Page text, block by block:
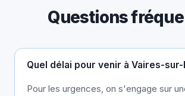
Questions
Quel délai pour venir à Vaires-sur-
Pour les urgences, on s'engage sur